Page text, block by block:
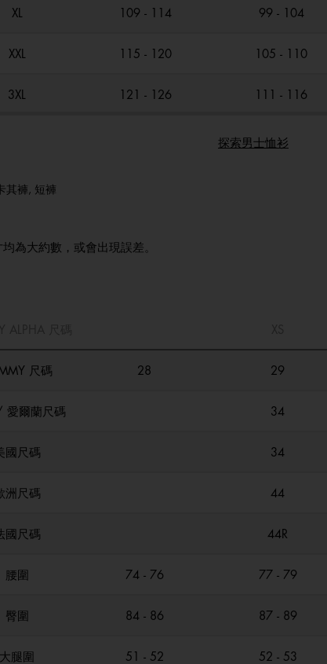
XL 109 - 114 99 - 104
XXL 115 - 120 105 - 110
3XL 121 - 126 111 - 116
探索男士恤衫
其褲, 短褲
為大約數，或會出現誤差。
尺碼 28 29
愛爾蘭尺碼 34
國尺碼 34
洲尺碼 44
國尺碼 44R
腰圍 74 - 76 77 - 79
臀圍 84 - 86 87 - 89
大腿圍 51 - 52 52 - 53